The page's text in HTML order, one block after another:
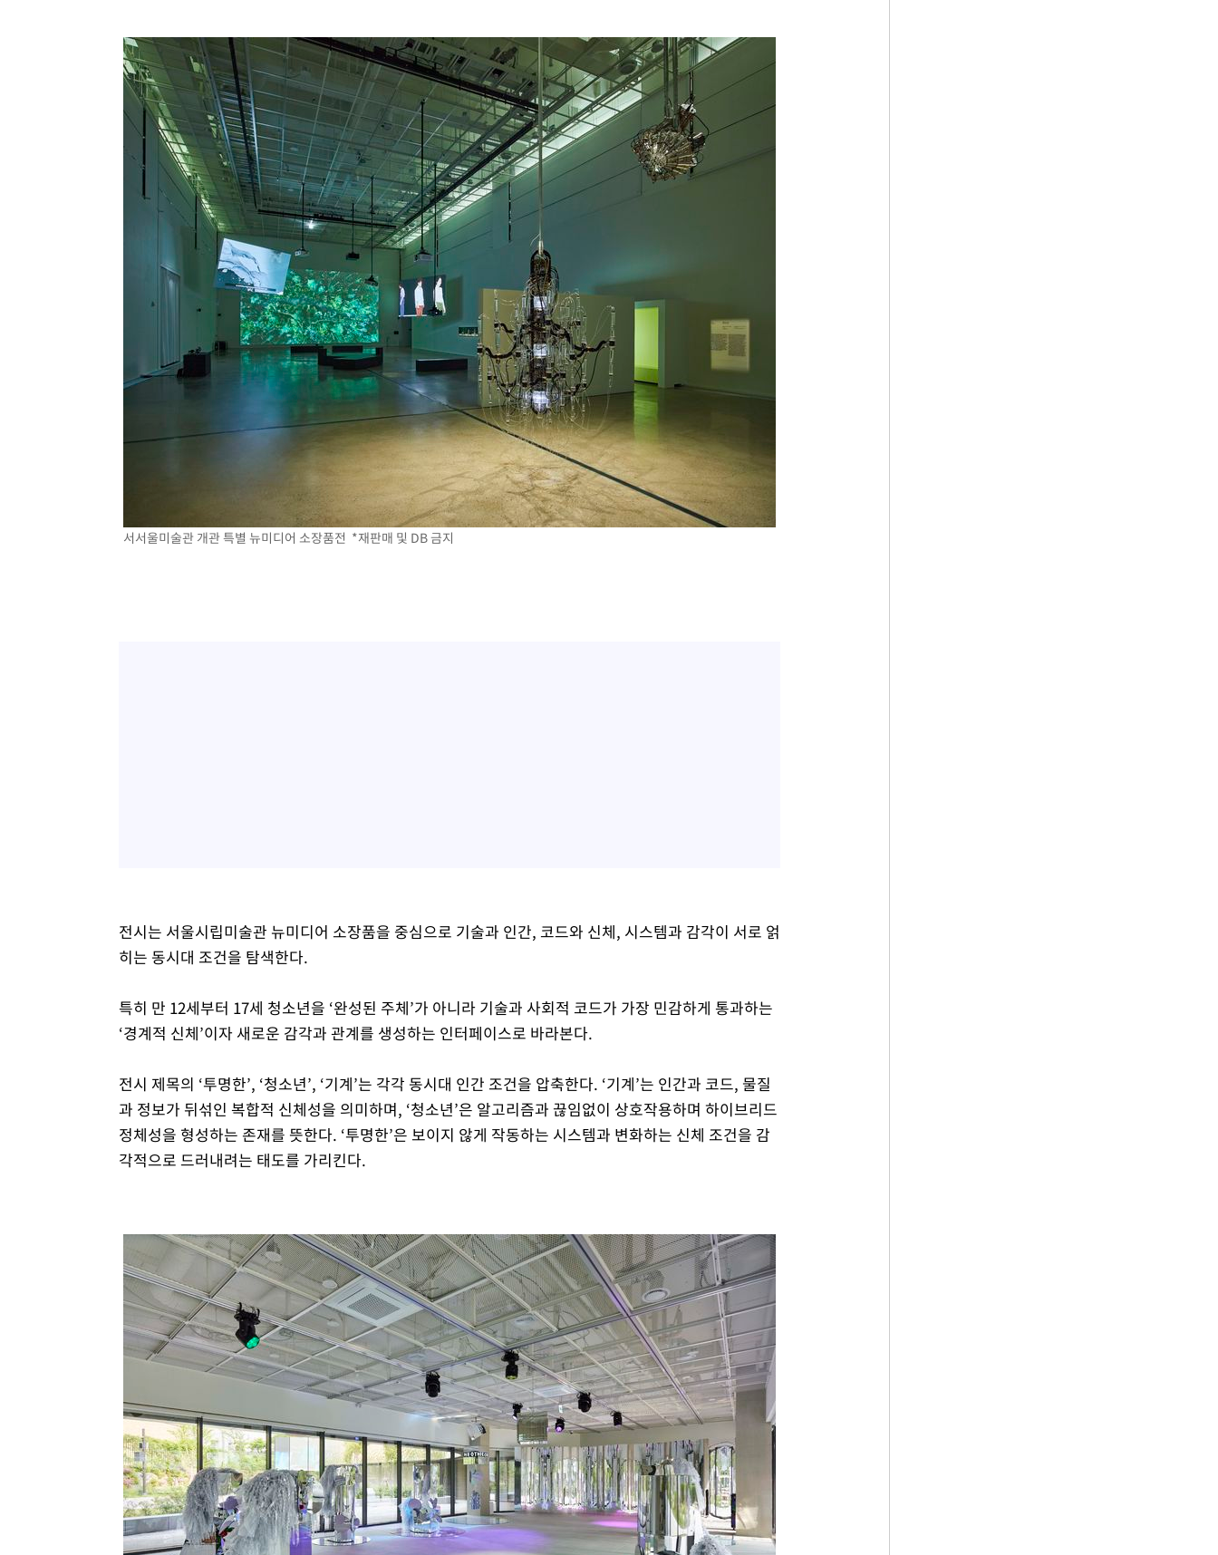
서서울미술관 개관 특별 뉴미디어 소장품전 *재판매 및 DB 금지
전시는 서울시립미술관 뉴미디어 소장품을 중심으로 기술과 인간, 코드와 신체, 시스템과 감각이 서로 얽
히는 동시대 조건을 탐색한다.
특히 만 12세부터 17세 청소년을 ‘완성된 주체’가 아니라 기술과 사회적 코드가 가장 민감하게 통과하는
‘경계적 신체’이자 새로운 감각과 관계를 생성하는 인터페이스로 바라본다.
전시 제목의 ‘투명한’, ‘청소년’, ‘기계’는 각각 동시대 인간 조건을 압축한다. ‘기계’는 인간과 코드, 물질
과 정보가 뒤섞인 복합적 신체성을 의미하며, ‘청소년’은 알고리즘과 끊임없이 상호작용하며 하이브리드
정체성을 형성하는 존재를 뜻한다. ‘투명한’은 보이지 않게 작동하는 시스템과 변화하는 신체 조건을 감
각적으로 드러내려는 태도를 가리킨다.